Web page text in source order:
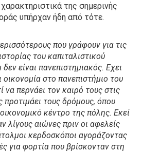
της σημερινής
υπήρχαν ήδη από τότε.
που γράφουν για τις
του καπιταλιστικού
είναι πανεπιστημιακός. Εχει
οικονομία στο πανεπιστήμιο του
να περνάει τον καιρό τους στις
προτιμάει τους δρόμους, όπου
κέντρο της πόλης. Εκεί
λίγους αιώνες πριν οι αφελείς
κερδοσκόποι αγοράζοντας
για φορτία που βρίσκονταν στη